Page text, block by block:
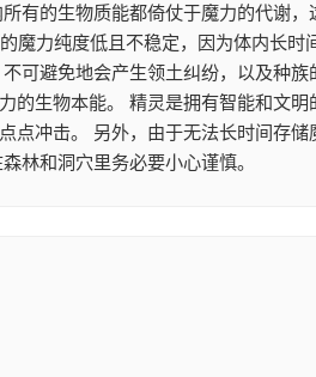
有的生物质能都倚仗于魔力的代谢
魔力纯度低且不稳定，因为体内长
可避免地会产生领土纠纷，以及种
的生物本能。 精灵是拥有智能和文
点冲击。 另外，由于无法长时间存
林和洞穴里务必要小心谨慎。